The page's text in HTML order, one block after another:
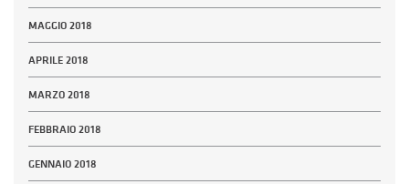
MAGGIO 2018
APRILE 2018
MARZO 2018
FEBBRAIO 2018
GENNAIO 2018